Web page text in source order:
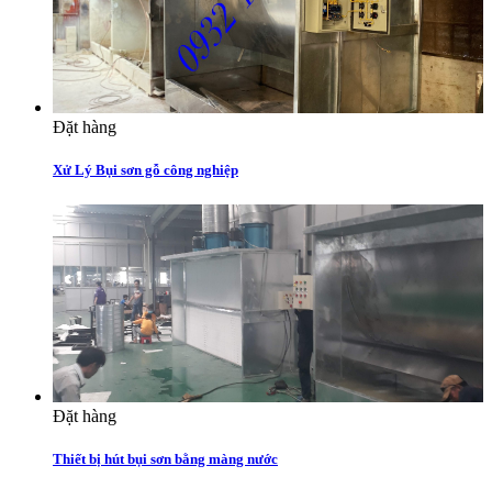
Đặt hàng
Xử Lý Bụi sơn gỗ công nghiệp
Đặt hàng
Thiết bị hút bụi sơn bằng màng nước